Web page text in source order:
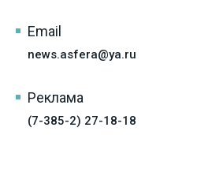
Email
news.asfera@ya.ru
Реклама
(7-385-2) 27-18-18